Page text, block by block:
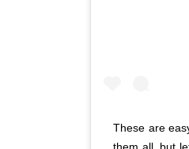
These are